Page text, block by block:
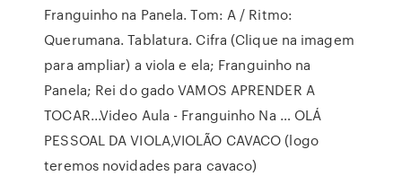
Franguinho na Panela. Tom: A / Ritmo:
Querumana. Tablatura. Cifra (Clique na imagem
para ampliar) a viola e ela; Franguinho na
Panela; Rei do gado VAMOS APRENDER A
TOCAR...Video Aula - Franguinho Na … OLÁ
PESSOAL DA VIOLA,VIOLÃO CAVACO (logo
teremos novidades para cavaco)